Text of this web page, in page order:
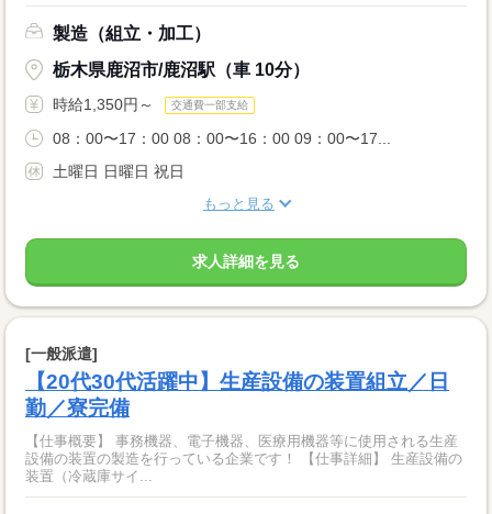
製造（組立・加工）
栃木県鹿沼市/鹿沼駅（車 10分）
時給1,350円～ 交通費一部支給
08：00〜17：00 08：00〜16：00 09：00〜17...
土曜日 日曜日 祝日
もっと見る
求人詳細を見る
[一般派遣]
【20代30代活躍中】生産設備の装置組立／日
勤／寮完備
【仕事概要】 事務機器、電子機器、医療用機器等に使用される生産
設備の装置の製造を行っている企業です！ 【仕事詳細】 生産設備の
装置（冷蔵庫サイ...